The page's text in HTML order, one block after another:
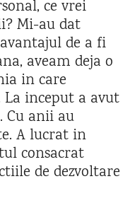
ce vrei
Mi-au dat
de a fi
aveam deja o
in care
La inceput a avut
Cu anii au
A lucrat in
consacrat
de dezvoltare